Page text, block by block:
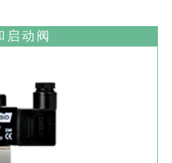
能的调压过滤器等产
启动阀